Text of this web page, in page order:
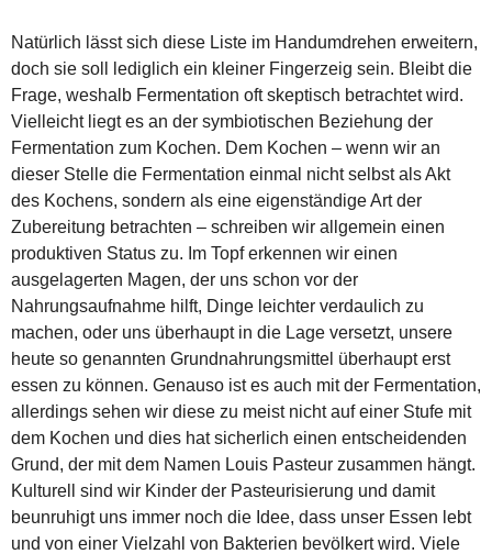
Natürlich lässt sich diese Liste im Handumdrehen erweitern,
doch sie soll lediglich ein kleiner Fingerzeig sein. Bleibt die
Frage, weshalb Fermentation oft skeptisch betrachtet wird.
Vielleicht liegt es an der symbiotischen Beziehung der
Fermentation zum Kochen. Dem Kochen – wenn wir an
dieser Stelle die Fermentation einmal nicht selbst als Akt
des Kochens, sondern als eine eigenständige Art der
Zubereitung betrachten – schreiben wir allgemein einen
produktiven Status zu. Im Topf erkennen wir einen
ausgelagerten Magen, der uns schon vor der
Nahrungsaufnahme hilft, Dinge leichter verdaulich zu
machen, oder uns überhaupt in die Lage versetzt, unsere
heute so genannten Grundnahrungsmittel überhaupt erst
essen zu können. Genauso ist es auch mit der Fermentation,
allerdings sehen wir diese zu meist nicht auf einer Stufe mit
dem Kochen und dies hat sicherlich einen entscheidenden
Grund, der mit dem Namen Louis Pasteur zusammen hängt.
Kulturell sind wir Kinder der Pasteurisierung und damit
beunruhigt uns immer noch die Idee, dass unser Essen lebt
und von einer Vielzahl von Bakterien bevölkert wird. Viele